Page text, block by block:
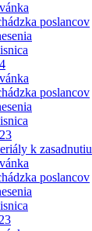
poslancov
poslancov
k zasadnutiu
poslancov